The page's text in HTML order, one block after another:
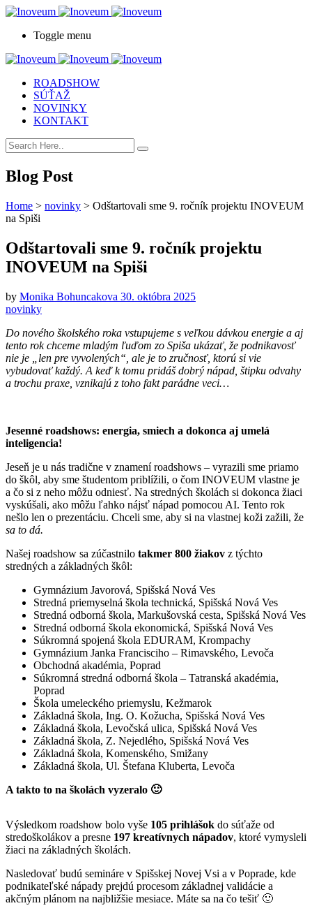
Toggle menu
ROADSHOW
SÚŤAŽ
NOVINKY
KONTAKT
Blog Post
Home > novinky > Odštartovali sme 9. ročník projektu INOVEUM
na Spiši
Odštartovali sme 9. ročník projektu
INOVEUM na Spiši
by Monika Bohuncakova 30. októbra 2025
novinky
Do nového školského roka vstupujeme s veľkou dávkou energie a aj
tento rok chceme mladým ľuďom zo Spiša ukázať, že podnikavosť
nie je „len pre vyvolených“, ale je to zručnosť, ktorú si vie
vybudovať každý. A keď k tomu pridáš dobrý nápad, štipku odvahy
a trochu praxe, vznikajú z toho fakt parádne veci…
Jesenné roadshows: energia, smiech a dokonca aj umelá
inteligencia!
Jeseň je u nás tradične v znamení roadshows – vyrazili sme priamo
do škôl, aby sme študentom priblížili, o čom INOVEUM vlastne je
a čo si z neho môžu odniesť. Na stredných školách si dokonca žiaci
vyskúšali, ako môžu ľahko nájsť nápad pomocou AI. Tento rok
nešlo len o prezentáciu. Chceli sme, aby si na vlastnej koži zažili, že
sa to dá.
Našej roadshow sa zúčastnilo takmer 800 žiakov z týchto
stredných a základných škôl:
Gymnázium Javorová, Spišská Nová Ves
Stredná priemyselná škola technická, Spišská Nová Ves
Stredná odborná škola, Markušovská cesta, Spišská Nová Ves
Stredná odborná škola ekonomická, Spišská Nová Ves
Súkromná spojená škola EDURAM, Krompachy
Gymnázium Janka Francisciho – Rimavského, Levoča
Obchodná akadémia, Poprad
Súkromná stredná odborná škola – Tatranská akadémia,
Poprad
Škola umeleckého priemyslu, Kežmarok
Základná škola, Ing. O. Kožucha, Spišská Nová Ves
Základná škola, Levočská ulica, Spišská Nová Ves
Základná škola, Z. Nejedlého, Spišská Nová Ves
Základná škola, Komenského, Smižany
Základná škola, Ul. Štefana Kluberta, Levoča
A takto to na školách vyzeralo 🙂
Výsledkom roadshow bolo vyše 105 prihlášok do súťaže od
stredoškolákov a presne 197 kreatívnych nápadov, ktoré vymysleli
žiaci na základných školách.
Nasledovať budú semináre v Spišskej Novej Vsi a v Poprade, kde
podnikateľské nápady prejdú procesom základnej validácie a
akčným plánom na najbližšie mesiace. Máte sa na čo tešiť 🙂